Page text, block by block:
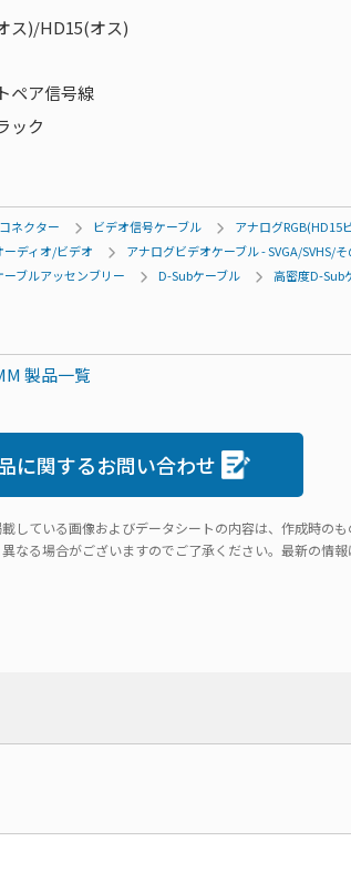
ス)/HD15(オス)
ペア信号線
ック
ネクター
ビデオ信号ケーブル
アナログRGB(HD15
ーディオ/ビデオ アナログビデオケーブル - SVGA/SVHS/
ーブルアッセンブリー D-Subケーブル 高密度D-Sub
製品一覧
に関するお問い合わせ
している画像およびデータシートの内容は、作成時のも
なる場合がございますのでご了承ください。最新の情報